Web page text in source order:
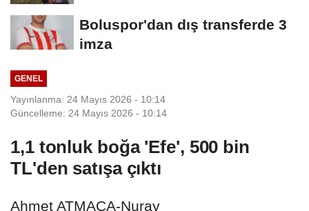
Boluspor'dan dış transferde 3
imza
GENEL
Yayınlanma: 24 Mayıs 2026 - 10:14
Güncelleme: 24 Mayıs 2026 - 10:14
1,1 tonluk boğa 'Efe', 500 bin
TL'den satışa çıktı
Ahmet ATMACA-Nuray